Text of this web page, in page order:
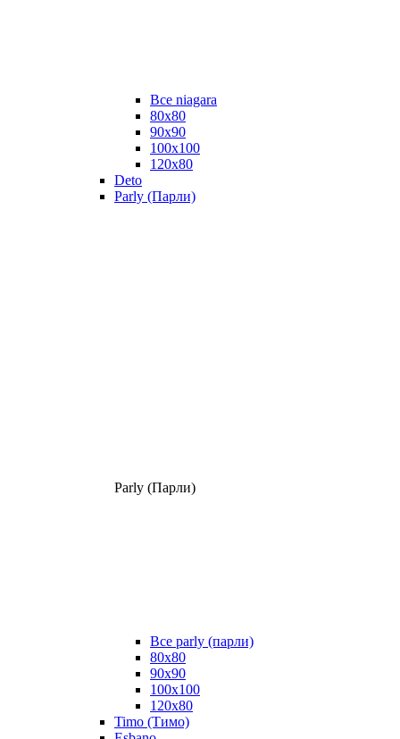
Все niagara
80x80
90x90
100x100
120x80
Deto
Parly (Парли)
Parly (Парли)
Все parly (парли)
80x80
90x90
100x100
120x80
Timo (Тимо)